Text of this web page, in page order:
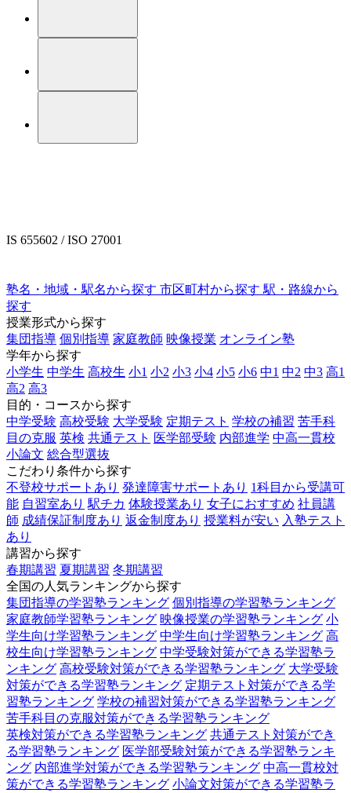
IS 655602 / ISO 27001
塾名・地域・駅名から探す 市区町村から探す 駅・路線から
探す
授業形式から探す
集団指導 個別指導 家庭教師 映像授業 オンライン塾
学年から探す
小学生 中学生 高校生 小1 小2 小3 小4 小5 小6 中1 中2 中3 高1
高2 高3
目的・コースから探す
中学受験 高校受験 大学受験 定期テスト 学校の補習 苦手科
目の克服 英検 共通テスト 医学部受験 内部進学 中高一貫校
小論文 総合型選抜
こだわり条件から探す
不登校サポートあり 発達障害サポートあり 1科目から受講可
能 自習室あり 駅チカ 体験授業あり 女子におすすめ 社員講
師 成績保証制度あり 返金制度あり 授業料が安い 入塾テスト
あり
講習から探す
春期講習 夏期講習 冬期講習
全国の人気ランキングから探す
集団指導の学習塾ランキング 個別指導の学習塾ランキング
家庭教師学習塾ランキング 映像授業の学習塾ランキング 小
学生向け学習塾ランキング 中学生向け学習塾ランキング 高
校生向け学習塾ランキング 中学受験対策ができる学習塾ラ
ンキング 高校受験対策ができる学習塾ランキング 大学受験
対策ができる学習塾ランキング 定期テスト対策ができる学
習塾ランキング 学校の補習対策ができる学習塾ランキング
苦手科目の克服対策ができる学習塾ランキング
英検対策ができる学習塾ランキング 共通テスト対策ができ
る学習塾ランキング 医学部受験対策ができる学習塾ランキ
ング 内部進学対策ができる学習塾ランキング 中高一貫校対
策ができる学習塾ランキング 小論文対策ができる学習塾ラ